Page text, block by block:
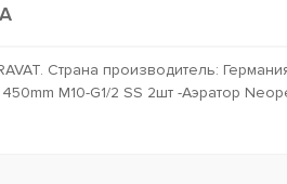
Страна производитель:
M10-G1/2 SS 2шт -Аэратор